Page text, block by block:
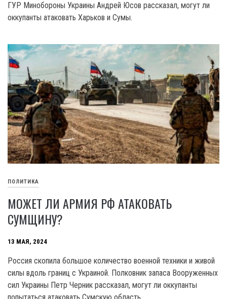
ГУР Минобороны Украины Андрей Юсов рассказал, могут ли
оккупанты атаковать Харьков и Сумы.
ПОЛИТИКА
МОЖЕТ ЛИ АРМИЯ РФ АТАКОВАТЬ
СУМЩИНУ?
13 МАЯ, 2024
Россия скопила большое количество военной техники и живой
силы вдоль границ с Украиной. Полковник запаса Вооруженных
сил Украины Петр Черник рассказал, могут ли оккупанты